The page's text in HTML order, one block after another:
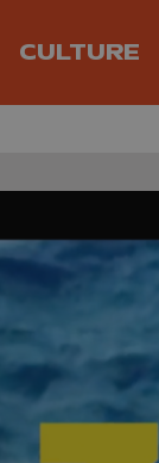
CULTURE